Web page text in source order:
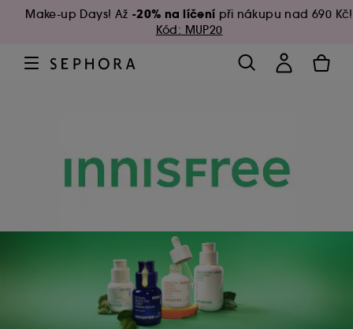
Make-up Days! Až -20% na líčení při nákupu nad 690 Kč!
Kód: MUP20